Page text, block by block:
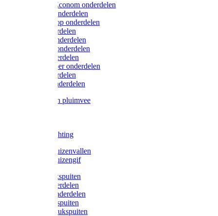
Aesculap/Econom onderdelen
Hauptner onderdelen
Lister/Liscop onderdelen
Eider onderdelen
Heiniger onderdelen
Constanta onderdelen
Moser onderdelen
Farm Clipper onderdelen
Oster onderdelen
TailWell onderdelen
Voerbakken pluimvee
LED verlichting
Ratten / Muizenvallen
Ratten / Muizengif
Gloria drukspuiten
Gloria onderdelen
Gardena onderdelen
Dario drukspuiten
Gardena drukspuiten